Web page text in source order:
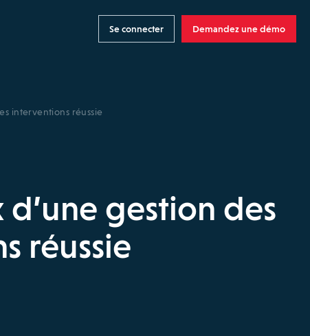
Se connecter Demandez une démo
interventions réussie
d’une gestion des
réussie